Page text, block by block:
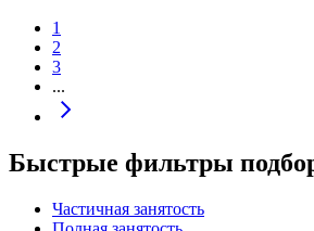
1
2
3
...
Быстрые фильтры
Частичная занятость